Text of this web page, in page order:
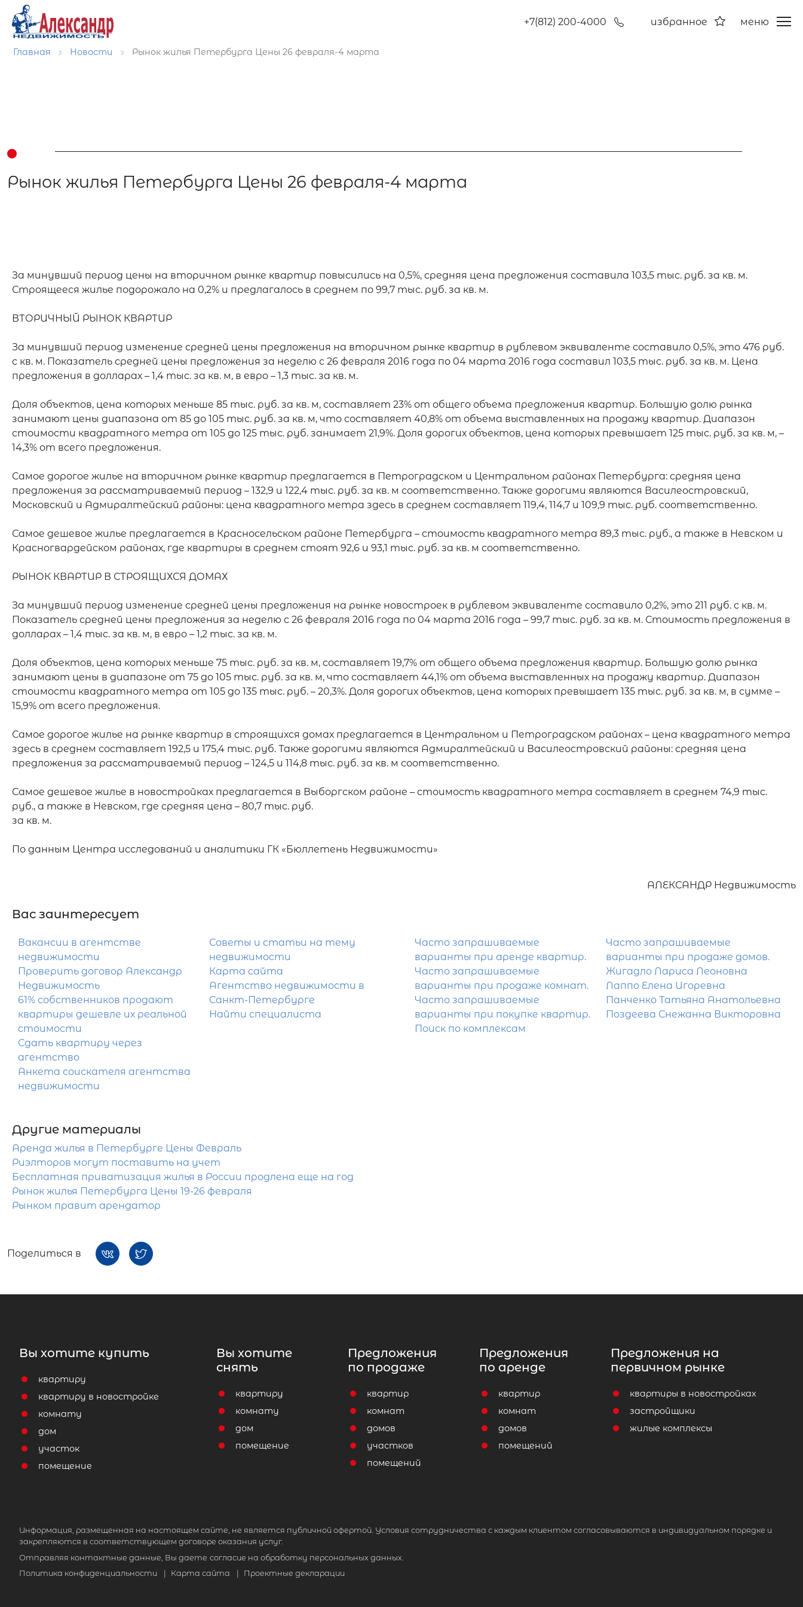
+7(812) 200-4000 избранное меню
Главная Новости Рынок жилья Петербурга Цены 26 февраля-4 марта
Рынок жилья Петербурга Цены 26 февраля-4 марта
За минувший период цены на вторичном рынке квартир повысились на 0,5%, средняя цена предложения составила 103,5 тыс. руб. за кв. м.
Строящееся жилье подорожало на 0,2% и предлагалось в среднем по 99,7 тыс. руб. за кв. м.
ВТОРИЧНЫЙ РЫНОК КВАРТИР
За минувший период изменение средней цены предложения на вторичном рынке квартир в рублевом эквиваленте составило 0,5%, это 476 руб.
с кв. м. Показатель средней цены предложения за неделю с 26 февраля 2016 года по 04 марта 2016 года составил 103,5 тыс. руб. за кв. м. Цена
предложения в долларах – 1,4 тыс. за кв. м, в евро – 1,3 тыс. за кв. м.
Доля объектов, цена которых меньше 85 тыс. руб. за кв. м, составляет 23% от общего объема предложения квартир. Большую долю рынка
занимают цены диапазона от 85 до 105 тыс. руб. за кв. м, что составляет 40,8% от объема выставленных на продажу квартир. Диапазон
стоимости квадратного метра от 105 до 125 тыс. руб. занимает 21,9%. Доля дорогих объектов, цена которых превышает 125 тыс. руб. за кв. м, –
14,3% от всего предложения.
Самое дорогое жилье на вторичном рынке квартир предлагается в Петроградском и Центральном районах Петербурга: средняя цена
предложения за рассматриваемый период – 132,9 и 122,4 тыс. руб. за кв. м соответственно. Также дорогими являются Василеостровский,
Московский и Адмиралтейский районы: цена квадратного метра здесь в среднем составляет 119,4, 114,7 и 109,9 тыс. руб. соответственно.
Самое дешевое жилье предлагается в Красносельском районе Петербурга – стоимость квадратного метра 89,3 тыс. руб., а также в Невском и
Красногвардейском районах, где квартиры в среднем стоят 92,6 и 93,1 тыс. руб. за кв. м соответственно.
РЫНОК КВАРТИР В СТРОЯЩИХСЯ ДОМАХ
За минувший период изменение средней цены предложения на рынке новостроек в рублевом эквиваленте составило 0,2%, это 211 руб. с кв. м.
Показатель средней цены предложения за неделю с 26 февраля 2016 года по 04 марта 2016 года – 99,7 тыс. руб. за кв. м. Стоимость предложения в
долларах – 1,4 тыс. за кв. м, в евро – 1,2 тыс. за кв. м.
Доля объектов, цена которых меньше 75 тыс. руб. за кв. м, составляет 19,7% от общего объема предложения квартир. Большую долю рынка
занимают цены в диапазоне от 75 до 105 тыс. руб. за кв. м, что составляет 44,1% от объема выставленных на продажу квартир. Диапазон
стоимости квадратного метра от 105 до 135 тыс. руб. – 20,3%. Доля дорогих объектов, цена которых превышает 135 тыс. руб. за кв. м, в сумме –
15,9% от всего предложения.
Самое дорогое жилье на рынке квартир в строящихся домах предлагается в Центральном и Петроградском районах – цена квадратного метра
здесь в среднем составляет 192,5 и 175,4 тыс. руб. Также дорогими являются Адмиралтейский и Василеостровский районы: средняя цена
предложения за рассматриваемый период – 124,5 и 114,8 тыс. руб. за кв. м соответственно.
Самое дешевое жилье в новостройках предлагается в Выборгском районе – стоимость квадратного метра составляет в среднем 74,9 тыс.
руб., а также в Невском, где средняя цена – 80,7 тыс. руб.
за кв. м.
По данным Центра исследований и аналитики ГК «Бюллетень Недвижимости»
АЛЕКСАНДР Недвижимость
Вас заинтересует
Вакансии в агентстве
недвижимости
Проверить договор Александр
Недвижимость
61% собственников продают
квартиры дешевле их реальной
стоимости
Сдать квартиру через
агентство
Анкета соискателя агентства
недвижимости
Советы и статьи на тему
недвижимости
Карта сайта
Агентство недвижимости в
Санкт-Петербурге
Найти специалиста
Часто запрашиваемые
варианты при аренде квартир.
Часто запрашиваемые
варианты при продаже комнат.
Часто запрашиваемые
варианты при покупке квартир.
Поиск по комплексам
Часто запрашиваемые
варианты при продаже домов.
Жигадло Лариса Леоновна
Лаппо Елена Игоревна
Панченко Татьяна Анатольевна
Поздеева Снежанна Викторовна
Другие материалы
Аренда жилья в Петербурге Цены Февраль
Риэлторов могут поставить на учет
Бесплатная приватизация жилья в России продлена еще на год
Рынок жилья Петербурга Цены 19-26 февраля
Рынком правит арендатор
Поделиться в
Вы хотите купить
квартиру
квартиру в новостройке
комнату
дом
участок
помещение
Вы хотите
снять
квартиру
комнату
дом
помещение
Предложения
по продаже
квартир
комнат
домов
участков
помещений
Предложения
по аренде
квартир
комнат
домов
помещений
Предложения на
первичном рынке
квартиры в новостройках
застройщики
жилые комплексы
Информация, размещенная на настоящем сайте, не является публичной офертой. Условия сотрудничества с каждым клиентом согласовываются в индивидуальном порядке и
закрепляются в соответствующем договоре оказания услуг.
Отправляя контактные данные, Вы даете согласие на обработку персональных данных.
Политика конфиденциальности
Карта сайта Проектные декларации